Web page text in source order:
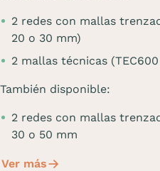
2 redes con mallas
20 o 30 mm)
2 mallas técnicas
También disponible:
2 redes con mallas
30 o 50 mm
Ver más